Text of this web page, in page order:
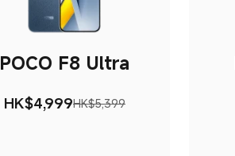
POCO F8 Ultra
HK$4,999現價 HK$4999
HK$5,399
市場價格 HK$5,399